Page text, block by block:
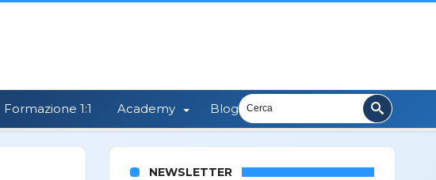
Formazione 1:1 Academy Blog
NEWSLETTER